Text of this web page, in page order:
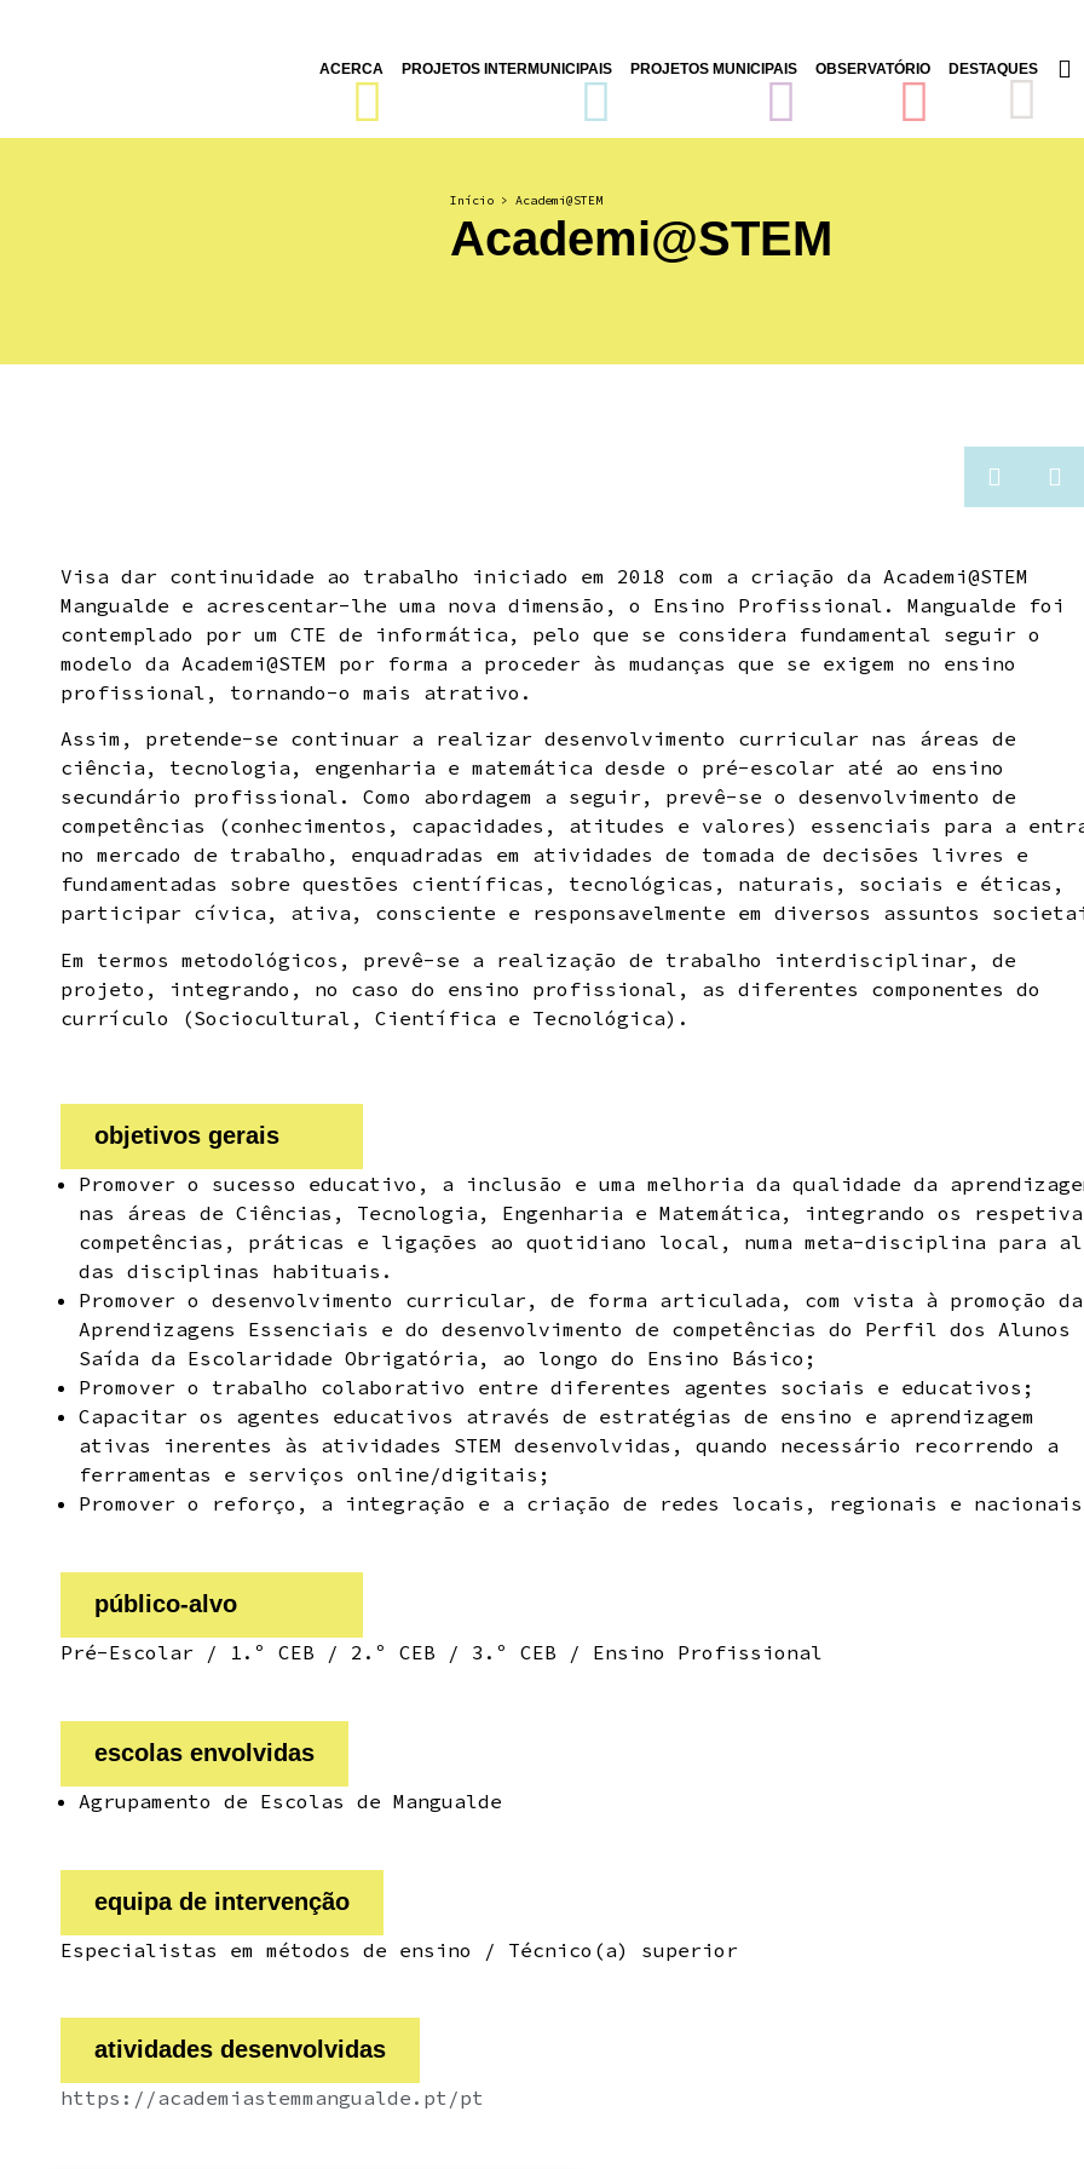
ACERCA PROJETOS INTERMUNICIPAIS PROJETOS MUNICIPAIS OBSERVATÓRIO DESTAQUES
Início > Academi@STEM
Academi@STEM
Visa dar continuidade ao trabalho iniciado em 2018 com a criação da Academi@STEM
Mangualde e acrescentar-lhe uma nova dimensão, o Ensino Profissional. Mangualde foi
contemplado por um CTE de informática, pelo que se considera fundamental seguir o
modelo da Academi@STEM por forma a proceder às mudanças que se exigem no ensino
profissional, tornando-o mais atrativo.
Assim, pretende-se continuar a realizar desenvolvimento curricular nas áreas de
ciência, tecnologia, engenharia e matemática desde o pré-escolar até ao ensino
secundário profissional. Como abordagem a seguir, prevê-se o desenvolvimento de
competências (conhecimentos, capacidades, atitudes e valores) essenciais para a
no mercado de trabalho, enquadradas em atividades de tomada de decisões livres e
fundamentadas sobre questões científicas, tecnológicas, naturais, sociais e éticas,
participar cívica, ativa, consciente e responsavelmente em diversos assuntos
Em termos metodológicos, prevê-se a realização de trabalho interdisciplinar, de
projeto, integrando, no caso do ensino profissional, as diferentes componentes do
currículo (Sociocultural, Científica e Tecnológica).
objetivos gerais
Promover o sucesso educativo, a inclusão e uma melhoria da qualidade da
nas áreas de Ciências, Tecnologia, Engenharia e Matemática, integrando os
competências, práticas e ligações ao quotidiano local, numa meta-disciplina para
das disciplinas habituais.
Promover o desenvolvimento curricular, de forma articulada, com vista à promoção
Aprendizagens Essenciais e do desenvolvimento de competências do Perfil dos Alunos
Saída da Escolaridade Obrigatória, ao longo do Ensino Básico;
Promover o trabalho colaborativo entre diferentes agentes sociais e educativos;
Capacitar os agentes educativos através de estratégias de ensino e aprendizagem
ativas inerentes às atividades STEM desenvolvidas, quando necessário recorrendo a
ferramentas e serviços online/digitais;
Promover o reforço, a integração e a criação de redes locais, regionais e
público-alvo
Pré-Escolar / 1.º CEB / 2.º CEB / 3.º CEB / Ensino Profissional
escolas envolvidas
Agrupamento de Escolas de Mangualde
equipa de intervenção
Especialistas em métodos de ensino / Técnico(a) superior
atividades desenvolvidas
https://academiastemmangualde.pt/pt